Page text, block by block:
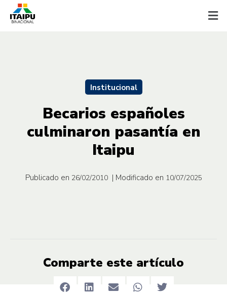
Institucional
Becarios españoles
culminaron pasantía en
Itaipu
Publicado en 26/02/2010 | Modificado en 10/07/2025
Comparte este artículo